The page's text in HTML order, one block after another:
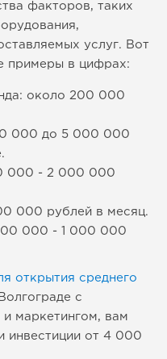
факторов, таких
услуг. Вот
примеры в цифрах:
около 200 000
000 до 5 000 000
000 - 2 000 000
000 рублей в месяц.
000 - 1 000 000
открытия среднего
с
маркетингом, вам
инвестиции от 4 000